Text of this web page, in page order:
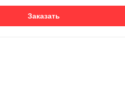
Заказать